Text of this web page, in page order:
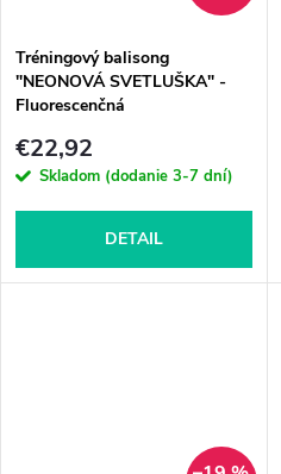
Tréningový balisong
"NEONOVÁ SVETLUŠKA" -
Fluorescenčná
€22,92
Skladom (dodanie 3-7 dní)
DETAIL